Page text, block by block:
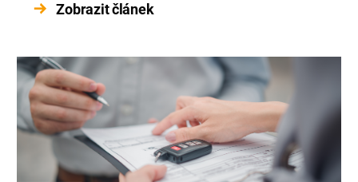
nebo na víkendový pobyt mimo město. Právě v
[…]
Zobrazit článek